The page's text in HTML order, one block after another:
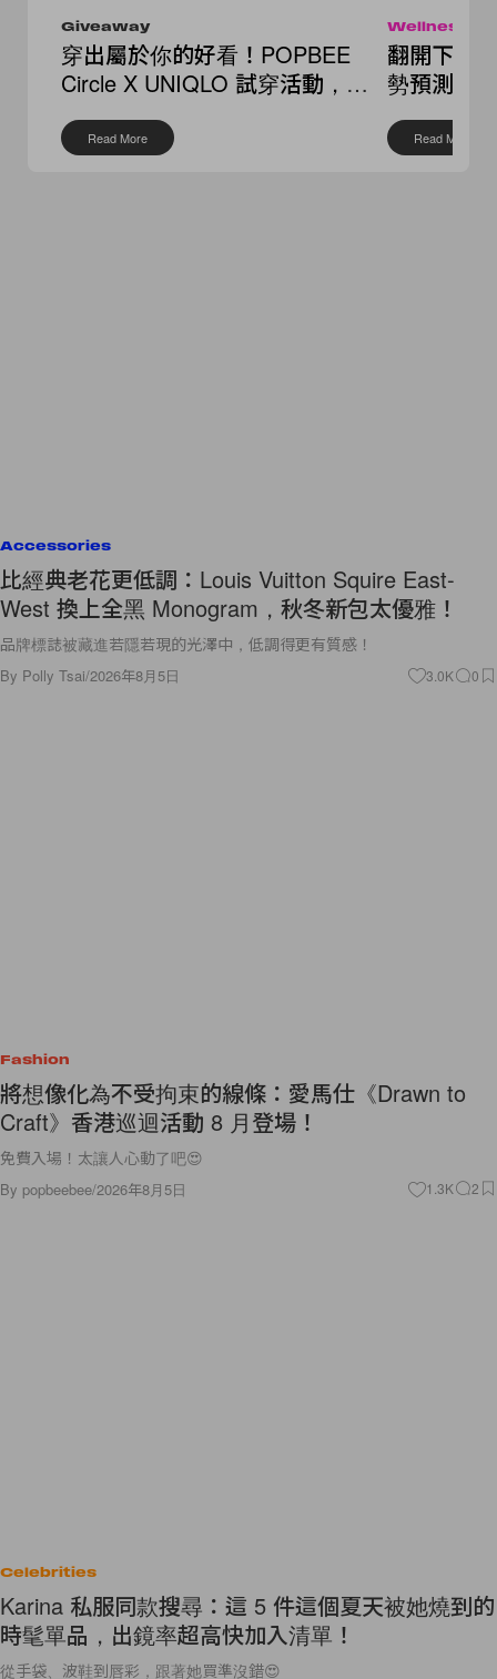
Giveaway
穿出屬於你的好看！POPBEE
Circle X UNIQLO 試穿活動，還
送你繭形褲
Read More
Wellness
翻開下半
勢預測，
點
Read More
Accessories
比經典老花更低調：Louis Vuitton Squire East-
West 換上全黑 Monogram，秋冬新包太優雅！
品牌標誌被藏進若隱若現的光澤中，低調得更有質感！
By Polly Tsai/2026年8月5日 3.0K 0
Fashion
將想像化為不受拘束的線條：愛馬仕《Drawn to
Craft》香港巡迴活動 8 月登場！
免費入場！太讓人心動了吧😍
By popbeebee/2026年8月5日 1.3K 2
Celebrities
Karina 私服同款搜尋：這 5 件這個夏天被她燒到的
時髦單品，出鏡率超高快加入清單！
從手袋、波鞋到唇彩，跟著她買準沒錯😍